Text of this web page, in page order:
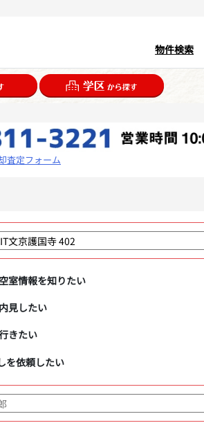
物件検索
査定フォーム
室情報を知りたい
見したい
きたい
を依頼したい